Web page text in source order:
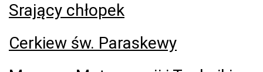
Srający chłopek
Cerkiew św. Paraskewy